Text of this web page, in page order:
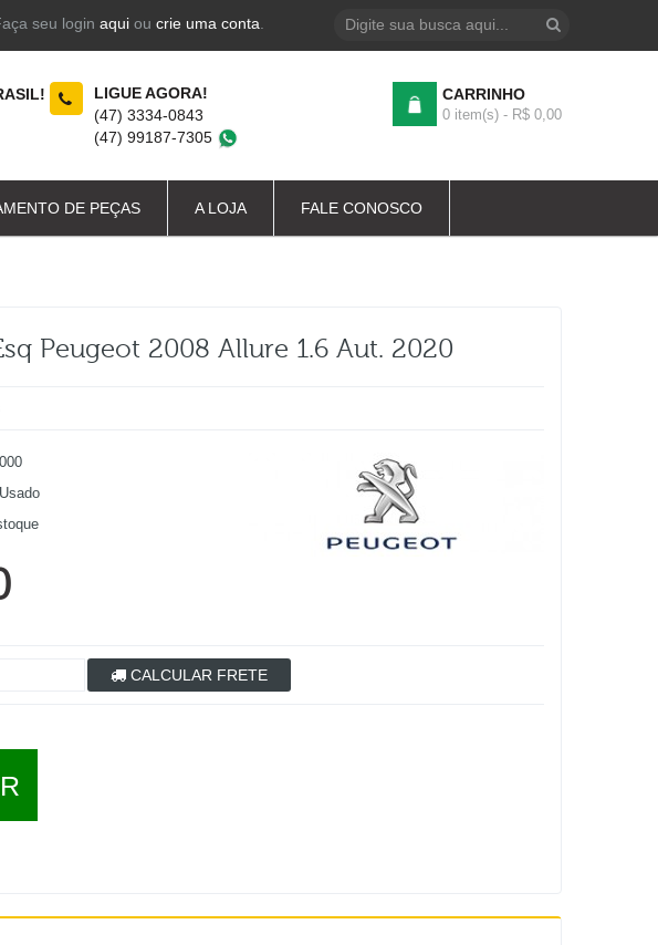
seu login aquiou crie uma conta
LIGUE AGORA!
(47) 3334-0843
(47) 99187-7305
CARRINHO
0 item(s) - R$ 0,00
DE PEÇAS A LOJA FALE CONOSCO
Peugeot 2008 Allure 1.6 Aut. 2020
Usado
CALCULAR FRETE